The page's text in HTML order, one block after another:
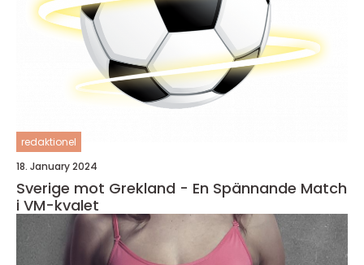
redaktionel
18. January 2024
Sverige mot Grekland - En Spännande Match
i VM-kvalet